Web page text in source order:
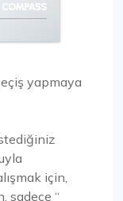
yapmaya
için,
sadece “